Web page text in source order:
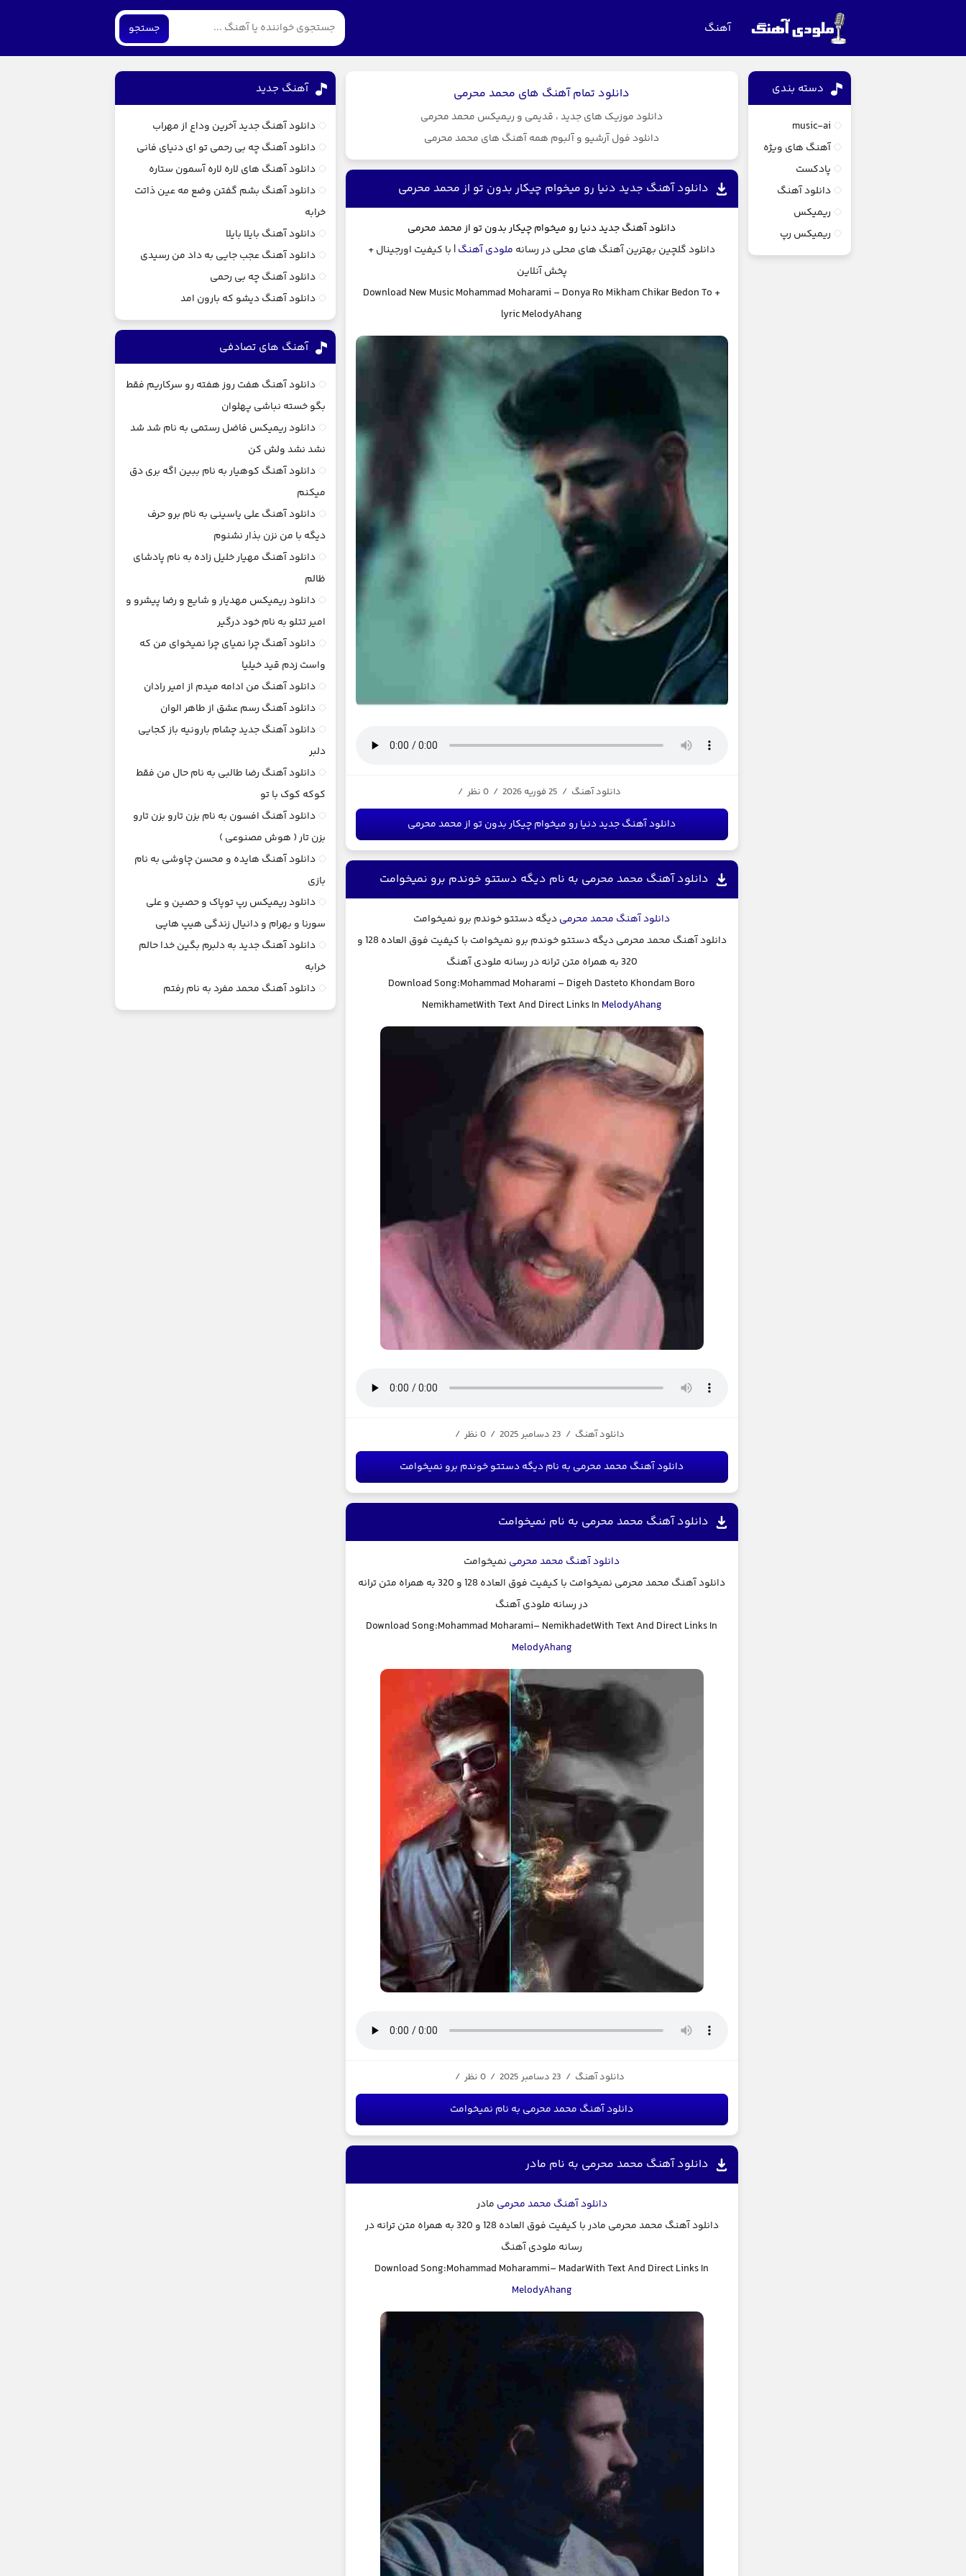
آهنگ جستجو
دانلود تمام آهنگ های محمد محرمی
دانلود موزیک های جدید ، قدیمی و ریمیکس محمد محرمی
دانلود فول آرشیو و آلبوم همه آهنگ های محمد محرمی
دانلود آهنگ جدید دنیا رو میخوام چیکار بدون تو از محمد محرمی
دانلود آهنگ جدیددنیا رو میخوام چیکار بدون تو ازمحمد محرمی
دانلود گلچین بهترین آهنگ های محلی در رسانه ملودی آهنگ| با کیفیت اورجینال +
پخش آنلاین
Download New MusicMohammad Moharami –Donya Ro Mikham Chikar Bedon To +
lyric MelodyAhang
دانلود آهنگ / 25 فوریه 2026 / 0 نظر /
دانلود آهنگ جدید دنیا رو میخوام چیکار بدون تو از محمد محرمی
دانلود آهنگ محمد محرمی به نام دیگه دستتو خوندم برو نمیخوامت
دانلود آهنگ محمد محرمیدیگه دستتو خوندم برو نمیخوامت
دانلود آهنگ محمد محرمی دیگه دستتو خوندم برو نمیخوامت با کیفیت فوق العاده 128 و
320 به همراه متن ترانه در رسانه ملودی آهنگ
Download Song:Mohammad Moharami – Digeh Dasteto Khondam Boro
NemikhametWith Text And Direct Links In MelodyAhang
دانلود آهنگ / 23 دسامبر 2025 / 0 نظر /
دانلود آهنگ محمد محرمی به نام دیگه دستتو خوندم برو نمیخوامت
دانلود آهنگ محمد محرمی به نام نمیخوامت
دانلود آهنگ محمد محرمی نمیخوامت
دانلود آهنگ محمد محرمی نمیخوامت با کیفیت فوق العاده 128 و 320 به همراه متن ترانه
در رسانه ملودی آهنگ
Download Song:Mohammad Moharami– NemikhadetWith Text And Direct Links In
MelodyAhang
دانلود آهنگ / 23 دسامبر 2025 / 0 نظر /
دانلود آهنگ محمد محرمی به نام نمیخوامت
دانلود آهنگ محمد محرمی به نام مادر
دانلود آهنگ محمد محرمی مادر
دانلود آهنگ محمد محرمی مادر با کیفیت فوق العاده 128 و 320 به همراه متن ترانه در
رسانه ملودی آهنگ
Download Song:Mohammad Moharammi– MadarWith Text And Direct Links In
MelodyAhang
دسته بندی
music-ai
آهنگ های ویژه
پادکست
دانلود آهنگ
ریمیکس
ریمیکس رپ
آهنگ جديد
دانلود آهنگ جدید آخرین وداع از مهراب
دانلود آهنگ چه بی رحمی تو ای دنیای فانی
دانلود آهنگ های لاره لاره آسمون ستاره
دانلود آهنگ بشم گفتن وضع مه عین ذاتت
خرابه
دانلود آهنگ بایلا بایلا
دانلود آهنگ عجب جایی به داد من رسیدی
دانلود آهنگ چه بی رحمی
دانلود آهنگ دیشو که بارون امد
آهنگ های تصادفی
دانلود آهنگ هفت روز هفته رو سرکاریم فقط
بگو خسته نباشی پهلوان
دانلود ریمیکس فاضل رستمی به نام شد شد
نشد نشد ولش کن
دانلود آهنگ کوهیار به نام ببین اگه بری دق
میکنم
دانلود آهنگ علی یاسینی به نام برو حرف
دیگه با من نزن بذار نشنوم
دانلود آهنگ مهیار خلیل زاده به نام پادشای
ظالم
دانلود ریمیکس مهدیار و شایع و رضا پیشرو و
امیر تتلو به نام خود درگیر
دانلود آهنگ چرا نمیای چرا نمیخوای من که
واست زدم قید خیلیا
دانلود آهنگ من ادامه میدم از امیر رادان
دانلود آهنگ رسم عشق از طاهر الوان
دانلود آهنگ جدید چشام بارونیه باز کجایی
دلبر
دانلود آهنگ رضا طالبی به نام حال من فقط
کوکه کوک با تو
دانلود آهنگ افسون به نام بزن تارو بزن تارو
بزن تار ( هوش مصنوعی )
دانلود آهنگ هایده و محسن چاوشی به نام
بازی
دانلود ریمیکس رپ توپاک و حصین و علی
سورنا و بهرام و دانیال زندگی هیپ هاپی
دانلود آهنگ جدید به دلبرم بگین خدا حالم
خرابه
دانلود آهنگ محمد مفرد به نام رفتم